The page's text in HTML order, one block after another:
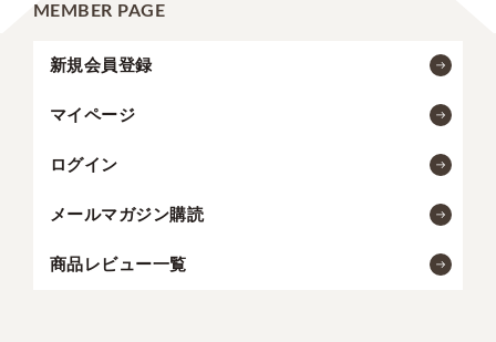
MEMBER PAGE
新規会員登録
マイページ
ログイン
メールマガジン購読
商品レビュー一覧